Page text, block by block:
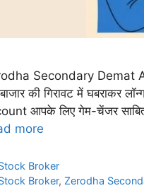
Secondary Demat
बाजार की गिरावट में घबराकर
आपके लिए गेम-चेंजर
more
Broker
Broker, Zerodha